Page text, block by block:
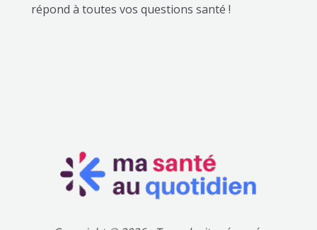
répond à toutes vos questions santé !